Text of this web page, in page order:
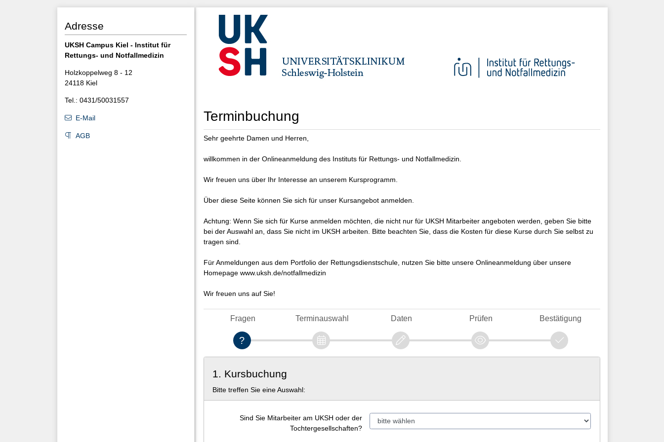
Terminbuchung
Sehr geehrte Damen und Herren,
willkommen in der Onlineanmeldung des Instituts für Rettungs- und Notfallmedizin.
Wir freuen uns über Ihr Interesse an unserem Kursprogramm.
Über diese Seite können Sie sich für unser Kursangebot anmelden.
Achtung: Wenn Sie sich für Kurse anmelden möchten, die nicht nur für UKSH Mitarbeiter angeboten werden, geben Sie bitte
bei der Auswahl an, dass Sie nicht im UKSH arbeiten. Bitte beachten Sie, dass die Kosten für diese Kurse durch Sie selbst zu
tragen sind.
Für Anmeldungen aus dem Portfolio der Rettungsdienstschule, nutzen Sie bitte unsere Onlineanmeldung über unsere
Homepage www.uksh.de/notfallmedizin
Wir freuen uns auf Sie!
Fragen Terminauswahl Daten Prüfen Bestätigung
1. Kursbuchung
Bitte treffen Sie eine Auswahl:
Sind Sie Mitarbeiter am UKSH oder der
Tochtergesellschaften?
Adresse
UKSH Campus Kiel - Institut für
Rettungs- und Notfallmedizin
Holzkoppelweg 8 - 12
24118 Kiel
Tel.: 0431/50031557
E-Mail
AGB